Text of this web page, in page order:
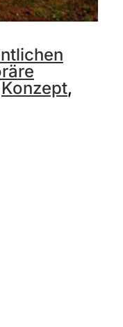
Konzept,